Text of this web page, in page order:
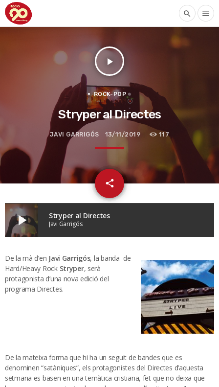
search menu
play_arrow
ROCK-POP
Stryper al Directes
JAVI GARRIGÓS 13/11/2019 117
share
email
play_arrow Stryper al Directes
Javi Garrigós
De la mà d’en Javi Garrigós, la banda de
Hard/Heavy Rock Stryper, serà
protagonista d’una nova edició del
programa Directes.
De la mateixa forma que hi ha un seguit de bandes que es
denominen “satàniques”, els protagonistes del Directes d’aquesta
setmana es basen en una temàtica cristiana, fet que no deixa que